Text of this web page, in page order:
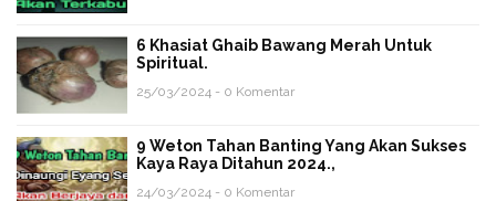
6 Khasiat Ghaib Bawang Merah Untuk
Spiritual.
25/03/2024 - 0 Komentar
9 Weton Tahan Banting Yang Akan Sukses
Kaya Raya Ditahun 2024.,
24/03/2024 - 0 Komentar